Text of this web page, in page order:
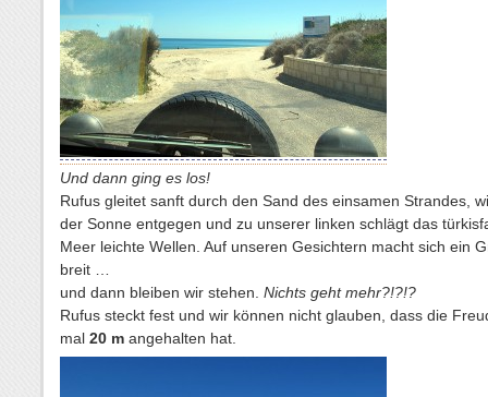
Und dann ging es los!
Rufus gleitet sanft durch den Sand des einsamen Strandes,
der Sonne entgegen und zu unserer linken schlägt das
Meer leichte Wellen. Auf unseren Gesichtern macht sich ein
breit …
und dann bleiben wir stehen. Nichts geht mehr?!?!?
Rufus steckt fest und wir können nicht glauben, dass die
mal 20 m angehalten hat.